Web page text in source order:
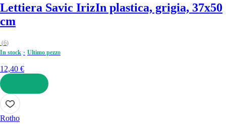
Lettiera Savic IrizIn plastica, grigia, 37x50
cm
(6)
In stock
Ultimo pezzo
12,40 €
AGGIUNGI
Rotho